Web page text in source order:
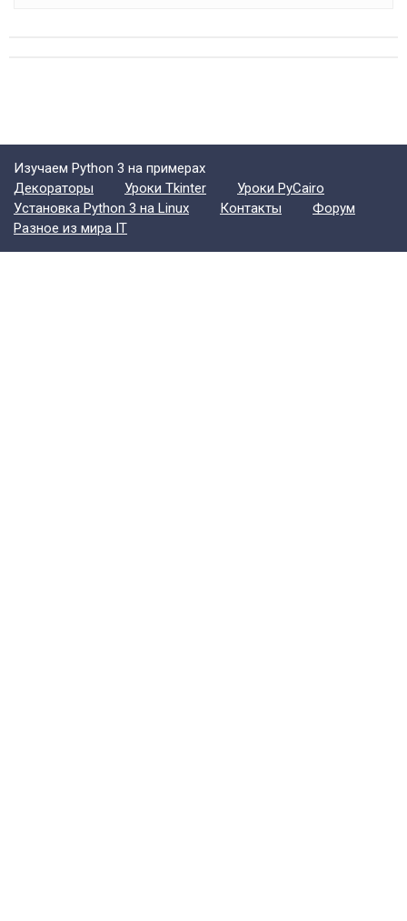
Изучаем Python 3 на примерах
Декораторы
Уроки Tkinter
Уроки PyCairo
Установка Python 3 на Linux
Контакты
Форум
Разное из мира IT